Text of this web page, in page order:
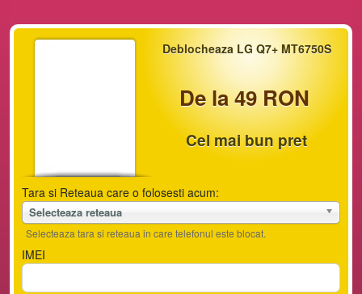
Deblocheaza LG Q7+ MT6750S
De la 49 RON
Cel mai bun pret
Tara si Reteaua care o folosesti acum:
Selecteaza reteaua
Selecteaza tara si reteaua in care telefonul este blocat.
IMEI